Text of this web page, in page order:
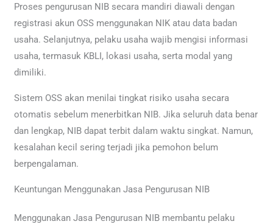
Proses pengurusan NIB secara mandiri diawali dengan
registrasi akun OSS menggunakan NIK atau data badan
usaha. Selanjutnya, pelaku usaha wajib mengisi informasi
usaha, termasuk KBLI, lokasi usaha, serta modal yang
dimiliki.
Sistem OSS akan menilai tingkat risiko usaha secara
otomatis sebelum menerbitkan NIB. Jika seluruh data benar
dan lengkap, NIB dapat terbit dalam waktu singkat. Namun,
kesalahan kecil sering terjadi jika pemohon belum
berpengalaman.
Keuntungan Menggunakan Jasa Pengurusan NIB
Menggunakan Jasa Pengurusan NIB membantu pelaku